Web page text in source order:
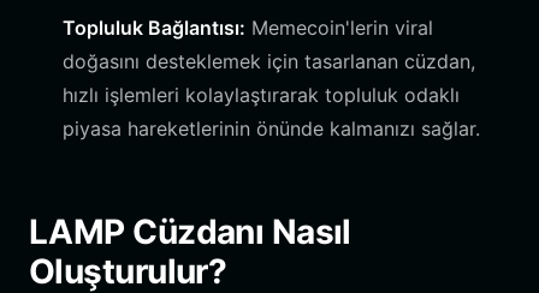
Topluluk Bağlantısı: Memecoin'lerin viral
doğasını desteklemek için tasarlanan cüzdan,
hızlı işlemleri kolaylaştırarak topluluk odaklı
piyasa hareketlerinin önünde kalmanızı sağlar.
LAMP Cüzdanı Nasıl
Oluşturulur?